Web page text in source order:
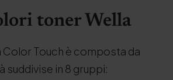
toner Wella
Color Touch è composta da
suddivise in 8 gruppi: